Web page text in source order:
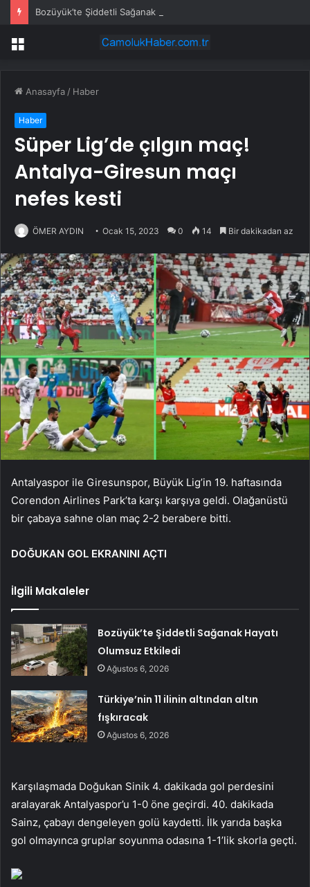
Bozüyük’te Şiddetli Sağanak Hayatı Olumsuz Etkiledi
Menü
Anasayfa / Haber
Haber
Süper Lig’de çılgın maç!
Antalya-Giresun maçı
nefes kesti
ÖMER AYDIN Ocak 15, 2023 0 14 Bir dakikadan az
Antalyaspor ile Giresunspor, Büyük Lig’in 19. haftasında
Corendon Airlines Park’ta karşı karşıya geldi. Olağanüstü
bir çabaya sahne olan maç 2-2 berabere bitti.
DOĞUKAN GOL EKRANINI AÇTI
İlgili Makaleler
Bozüyük’te Şiddetli Sağanak Hayatı
Olumsuz Etkiledi
Ağustos 6, 2026
Türkiye’nin 11 ilinin altından altın
fışkıracak
Ağustos 6, 2026
Karşılaşmada Doğukan Sinik 4. dakikada gol perdesini
aralayarak Antalyaspor’u 1-0 öne geçirdi. 40. dakikada
Sainz, çabayı dengeleyen golü kaydetti. İlk yarıda başka
gol olmayınca gruplar soyunma odasına 1-1’lik skorla geçti.